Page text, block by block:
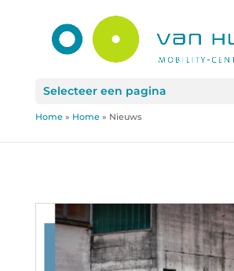
Selecteer een pagina
Home» Home» Nieuws